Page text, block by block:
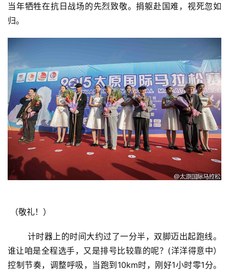
当年牺牲在抗日战场的先烈致敬。捐躯赴国难，视死忽如
归。
（敬礼！）
计时器上的时间大约过了一分半，双脚迈出起跑线。
谁让咱是全程选手，又是排号比较靠的呢？(洋洋得意中）
控制节奏，调整呼吸，当跑到10km时，刚好1小时零1分。